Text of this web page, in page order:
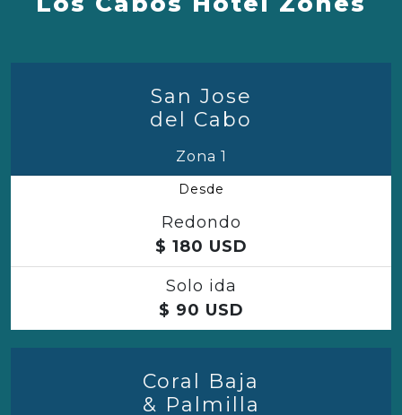
San Jose
del Cabo
Zona 1
Desde
Redondo
$ 180 USD
Solo ida
$ 90 USD
Coral Baja
& Palmilla